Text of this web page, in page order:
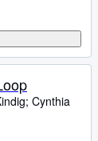
; Cynthia